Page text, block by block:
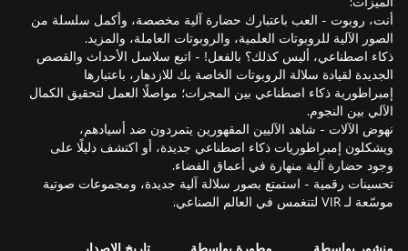
أنت، روبوت - العب باعتبارك حضارة آلية مخصصة، وأكمل سلسلة من
ذكاء اصطناعي، أليس كذلك؟ بالفعل! - اتبع سلاسل الأحداث والقصص
الجديدة لقيادة سلالة الروبوتات الخاصة بك للازدهار، باعتبارها
إمبراطورية ذكاء اصطناعي بين المجرات؛ مواصلًا العمل لتحقيق الكمال
نهوض الآلات - شاهد الآليين المقهورين يتمردون ضد أسيادهم،
ويشكلون إمبراطوريات ذكاء اصطناعي جديدة، أو اكتشف دليلًا على
تحسينات رقمية - استمتع بصور سلالة آلية جديدة، ومجموعات صوتية
موسّعة لـ VIR لتنغمس في العالم الصناعي.